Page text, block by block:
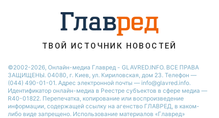
Новости Ровно
Новости Тернополя
Новости Запорожья
Новости Одессы
ТВОЙ ИСТОЧНИК НОВОСТЕЙ
©2002-2026, Онлайн-медиа Главред - GLAVRED.INFO. ВСЕ ПРАВА
ЗАЩИЩЕНЫ. 04080, г. Киев, ул. Кириловская, дом 23. Телефон —
(044) 490-01-01. Адрес электронной почты — info@glavred.info.
Идентификатор онлайн-медиа в Реестре cубъектов в сфере медиа —
R40-01822. Перепечатка, копирование или воспроизведение
информации, содержащей ссылку на агенство ГЛАВРЕД, в каком-
либо виде запрещено. Использование материалов «Главред»